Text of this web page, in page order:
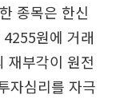
종목은 한신
원에 거래
재부각이 원전
자심리를 자극